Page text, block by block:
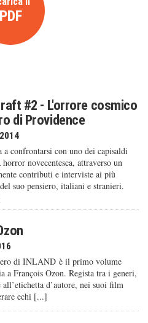
PDF
#2 - L'orrore cosmico
di Providence
a confrontarsi con uno dei capisaldi
novecentesca, attraverso un
contributi e interviste ai più
suo pensiero, italiani e stranieri.
di INLAND è il primo volume
a François Ozon. Regista tra i generi,
d’autore, nei suoi film
echi [...]